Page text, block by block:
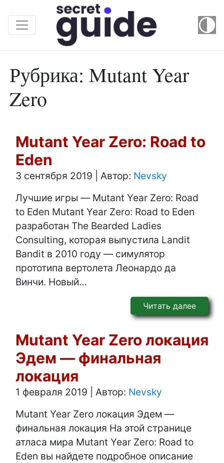
Рубрика: Mutant Year
Zero
Mutant Year Zero: Road to
Eden
3 сентября 2019 Автор: Nevsky
Лучшие игры — Mutant Year Zero: Road
to Eden Mutant Year Zero: Road to Eden
разработан The Bearded Ladies
Consulting, которая выпустила Landit
Bandit в 2010 году — симулятор
прототипа вертолета Леонардо да
Винчи. Новый…
Читать далее
Mutant Year Zero локация
Эдем — финальная
локация
1 февраля 2019 Автор: Nevsky
Mutant Year Zero локация Эдем —
финальная локация На этой странице
атласа мира Mutant Year Zero: Road to
Eden вы найдете подробное описание